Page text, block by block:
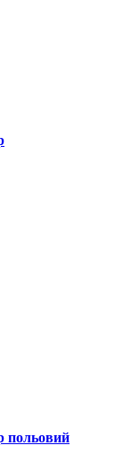
польовий